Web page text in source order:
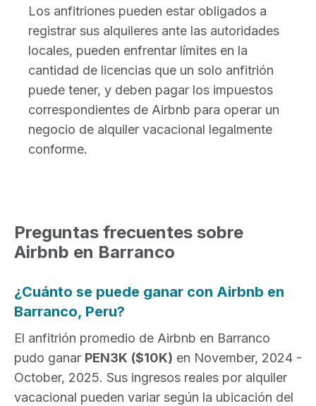
Los anfitriones pueden estar obligados a
registrar sus alquileres ante las autoridades
locales, pueden enfrentar límites en la
cantidad de licencias que un solo anfitrión
puede tener, y deben pagar los impuestos
correspondientes de Airbnb para operar un
negocio de alquiler vacacional legalmente
conforme.
Preguntas frecuentes sobre
Airbnb en Barranco
¿Cuánto se puede ganar con Airbnb en
Barranco, Peru?
El anfitrión promedio de Airbnb en Barranco
pudo ganar PEN3K ($10K) en November, 2024 -
October, 2025. Sus ingresos reales por alquiler
vacacional pueden variar según la ubicación del